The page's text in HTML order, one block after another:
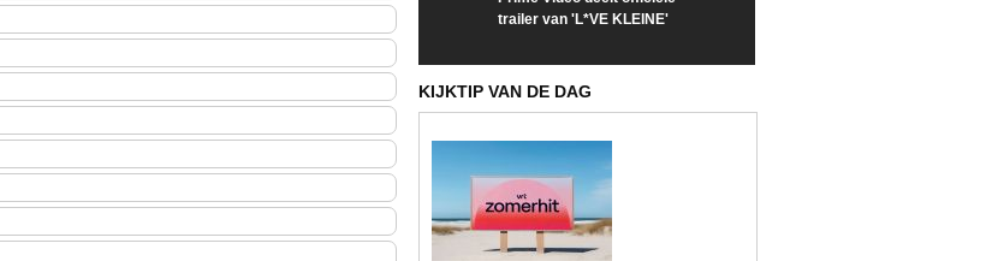
trailer van 'L*VE KLEINE'
KIJKTIP VAN DE DAG